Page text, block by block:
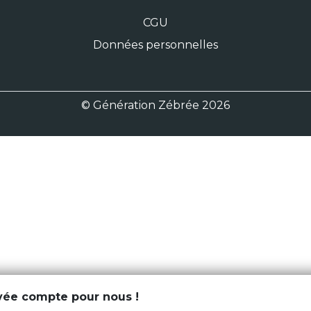
CGU
Données personnelles
© Génération Zébrée 2026
compte pour nous !